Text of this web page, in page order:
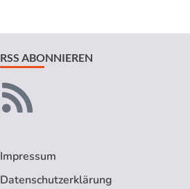
RSS ABONNIEREN
Impressum
Datenschutzerklärung